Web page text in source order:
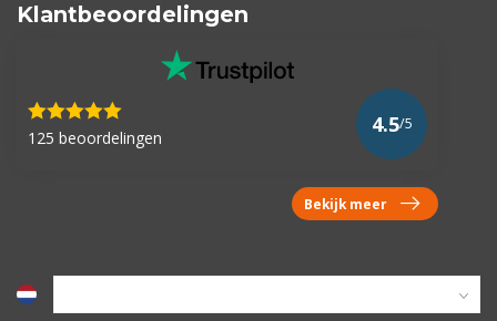
Klantbeoordelingen
125 beoordelingen
4.5/5
Bekijk meer